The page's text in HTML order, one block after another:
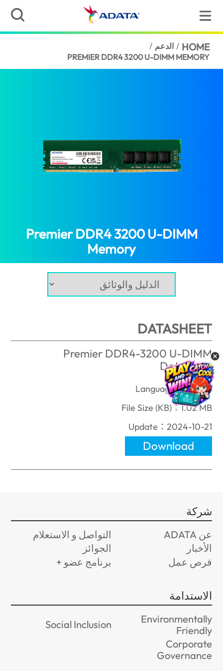
HOME
/ الدعم /
PREMIER DDR4 3200 U-DIMM MEMORY
Premier DDR4 3200 U-DIMM
Memory
DATASHEET
Premier DDR4-3200 U-DIMM
Datasheet
Language：English
File Size (KB)：1.02 MB
Update：2024-10-21
Download
شركة
عن ADATA
التواصل و الاستعلام
الأخبار
الجوائز
فرص عمل
برنامج عضو +
الاستدامة
Environmentally
Friendly
Social Inclusion
Corporate
Governance